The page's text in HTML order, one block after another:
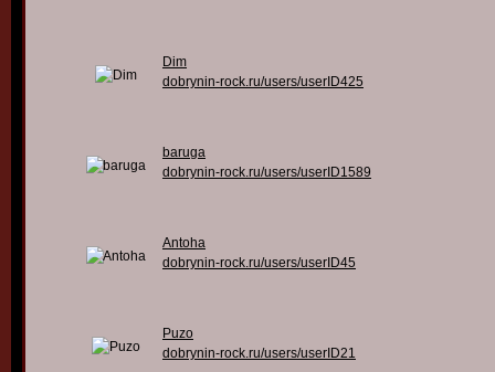
Dim
dobrynin-rock.ru/users/userID425
baruga
dobrynin-rock.ru/users/userID1589
Antoha
dobrynin-rock.ru/users/userID45
Puzo
dobrynin-rock.ru/users/userID21